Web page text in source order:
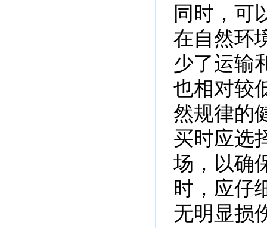
同时，可
在自然环
少了运输
也相对较
然规律的
买时应选
场，以确
时，应仔
无明显损